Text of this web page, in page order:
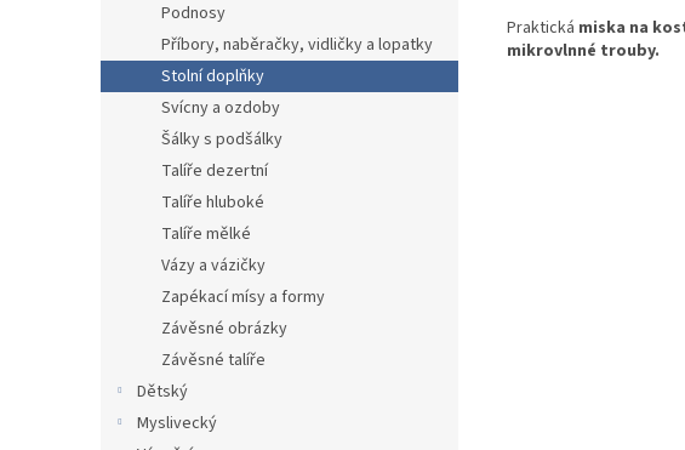
Podnosy
Příbory, naběračky, vidličky a lopatky
Stolní doplňky
Svícny a ozdoby
Šálky s podšálky
Talíře dezertní
Talíře hluboké
Talíře mělké
Vázy a vázičky
Zapékací mísy a formy
Závěsné obrázky
Závěsné talíře
Dětský
Myslivecký
Praktická miska na
mikrovlnné trouby.